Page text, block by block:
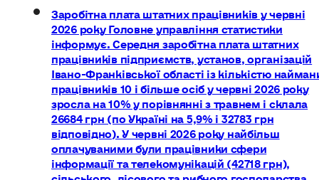
Заробітна плата штатних працівників у червні
2026 року Головне управління статистики
інформує. Середня заробітна плата штатних
працівників підприємств, установ, організацій
Івано-Франківської області із кількістю
працівників 10 і більше осіб у червні 2026 року
зросла на 10% у порівнянні з травнем і склала
26684 грн (по Україні на 5,9% і 32783 грн
відповідно). У червні 2026 року найбільш
оплачуваними були працівники сфери
інформації та телекомунікацій (42718 грн),
сільського, лісового та рибного господарства